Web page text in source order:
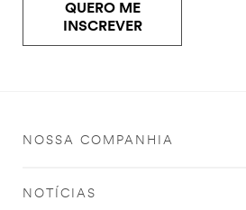
QUERO ME
INSCREVER
NOSSA COMPANHIA
NOTÍCIAS